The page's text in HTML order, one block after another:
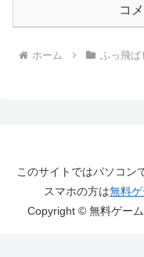
コ
ホーム ふっ飛ば
このサイトではパソコン
スマホの方は無料
Copyright © 無料ゲー